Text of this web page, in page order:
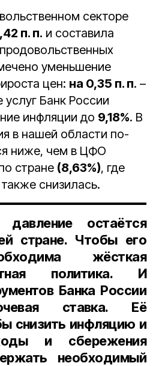
секторе
п. п. и составила
уменьшение
цен: на 0,35 п. п. –
услуг Банк России
инфляции до 9,18%. В
в нашей области по-
ниже, чем в ЦФО
стране (8,63%), где
снизилась.
давление остаётся
стране. Чтобы его
жёсткая
политика. И
Банка России
ставка. Её
снизить инфляцию и
и сбережения
необходимый